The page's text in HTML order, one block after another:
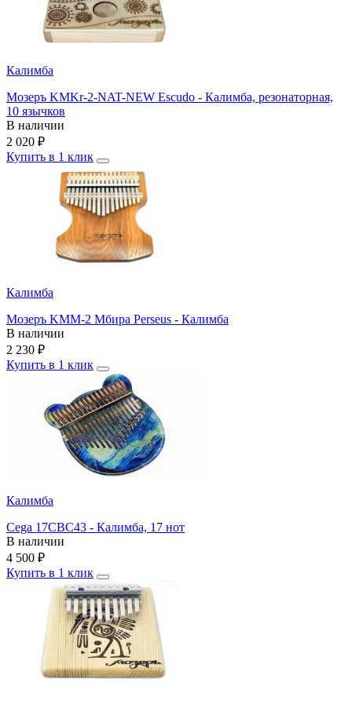
Калимба
Мозеръ KMKr-2-NAT-NEW Escudo - Калимба, резонаторная,
10 язычков
В наличии
2 020 ₽
Купить в 1 клик
Калимба
Мозеръ KMM-2 Мбира Perseus - Калимба
В наличии
2 230 ₽
Купить в 1 клик
Калимба
Cega 17CBC43 - Калимба, 17 нот
В наличии
4 500 ₽
Купить в 1 клик